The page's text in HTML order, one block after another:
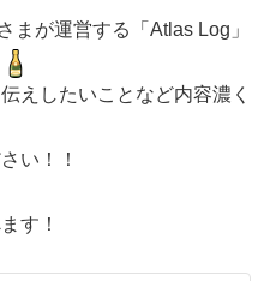
まが運営する「Atlas Log」
えしたいことなど内容濃く
い！！
す！